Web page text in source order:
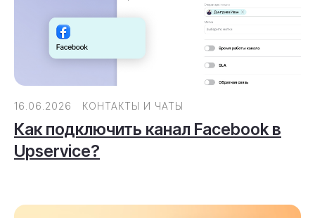
16.06.2026 КОНТАКТЫ И ЧАТЫ
Как подключить канал Facebook в
Upservice?